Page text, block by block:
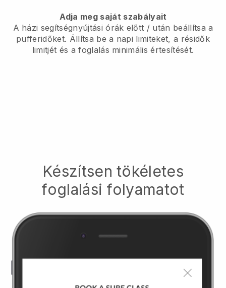
Adja meg saját szabályait
A házi segítségnyújtási órák előtt / után beállítsa a
pufferidőket. Állítsa be a napi limiteket, a résidők
limitjét és a foglalás minimális értesítését.
Készítsen tökéletes
foglalási folyamatot